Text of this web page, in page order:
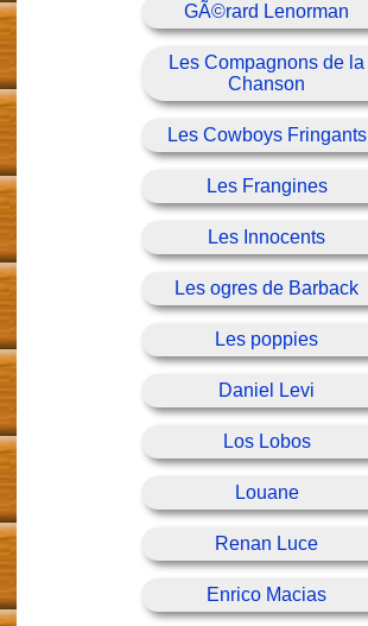
GÃ©rard Lenorman
Les Compagnons de la
Chanson
Les Cowboys Fringants
Les Frangines
Les Innocents
Les ogres de Barback
Les poppies
Daniel Levi
Los Lobos
Louane
Renan Luce
Enrico Macias